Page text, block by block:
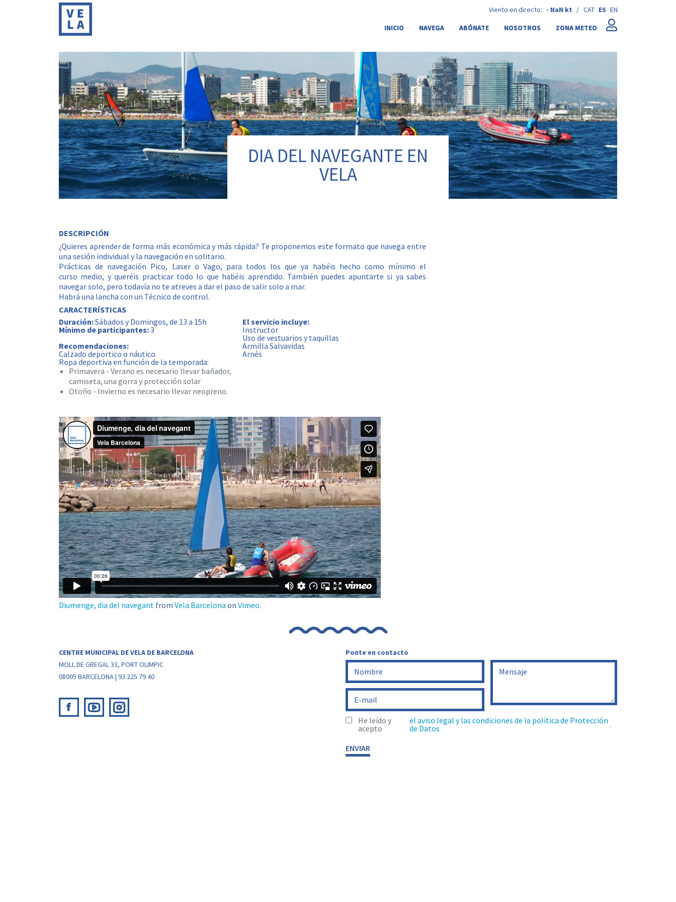
CAT ES EN
Viento en directo: - NaN kt /
INICIO
NAVEGA ABÓNATE NOSOTROS ZONA METEO
DIA DEL NAVEGANTE EN
VELA
DESCRIPCIÓN
¿Quieres aprender de forma más económica y más rápida? Te proponemos este formato que navega entre
una sesión individual y la navegación en solitario.
Prácticas de navegación Pico, Laser o Vago, para todos los que ya habéis hecho como mínimo el
curso medio, y queréis practicar todo lo que habéis aprendido. También puedes apuntarte si ya sabes
navegar solo, pero todavía no te atreves a dar el paso de salir solo a mar.
Habrá una lancha con un Técnico de control.
CARACTERÍSTICAS
Duración:Sábados y Domingos, de 13 a 15h
El servicio incluye:
Mínimo de participantes:3
Instructor
Uso de vestuarios y taquillas
Recomendaciones:
Armilla Salvavidas
Calzado deportico o náutico
Arnés
Ropa deportiva en función de la temporada:
Primavera - Verano es necesario llevar bañador,
camiseta, una gorra y protección solar
Otoño - Invierno es necesario llevar neopreno.
Diumenge, dia del navegant from Vela Barcelona on Vimeo.
CENTRE MUNICIPAL DE VELA DE BARCELONA
MOLL DE GREGAL 33, PORT OLIMPIC
08005 BARCELONA | 93 225 79 40
Ponte en contacto
He leído y
acepto
el aviso legal y las condiciones de la política de Protección
de Datos
.